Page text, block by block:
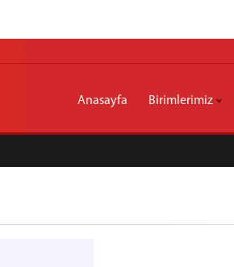
Anasayfa Birimlerimiz